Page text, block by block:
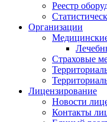
Реестр
Организации
Страховые
Лицензирование
Новости
Контакты